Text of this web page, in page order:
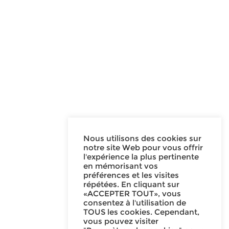
Nous utilisons des cookies sur
notre site Web pour vous offrir
l'expérience la plus pertinente
en mémorisant vos
préférences et les visites
répétées. En cliquant sur
«ACCEPTER TOUT», vous
consentez à l'utilisation de
TOUS les cookies. Cependant,
vous pouvez visiter